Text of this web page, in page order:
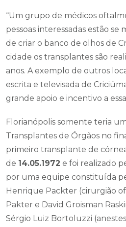
“Um grupo de médicos
pessoas interessadas estão
de criar o banco de olhos de
cidade os transplantes são
anos. A exemplo de outros
escrita e televisada de
grande apoio e incentivo a essa
Florianópolis somente teria
Transplantes de Órgãos no
primeiro transplante de
de 14.05.1972 e foi realizado
por uma equipe constituída
Henrique Packter (cirurgião
Pakter e David Groisman
Sérgio Luiz Bortoluzzi